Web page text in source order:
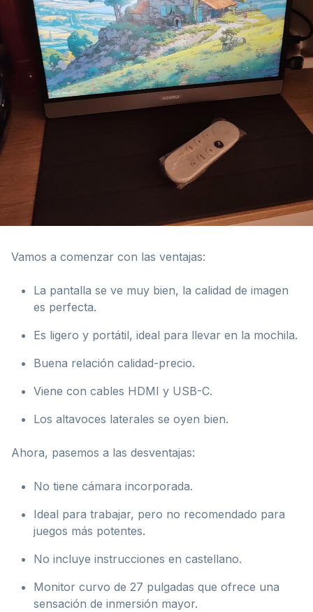
Vamos a comenzar con las ventajas:
La pantalla se ve muy bien, la calidad de imagen
es perfecta.
Es ligero y portátil, ideal para llevar en la mochila.
Buena relación calidad-precio.
Viene con cables HDMI y USB-C.
Los altavoces laterales se oyen bien.
Ahora, pasemos a las desventajas:
No tiene cámara incorporada.
Ideal para trabajar, pero no recomendado para
juegos más potentes.
No incluye instrucciones en castellano.
Monitor curvo de 27 pulgadas que ofrece una
sensación de inmersión mayor.